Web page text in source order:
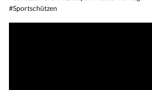
#Sportschützen